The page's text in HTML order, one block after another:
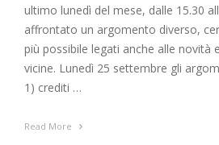
ultimo lunedì del mese, dalle 15.30
affrontato un argomento diverso,
più possibile legati anche alle novità
vicine. Lunedì 25 settembre gli
1) crediti …
Read More